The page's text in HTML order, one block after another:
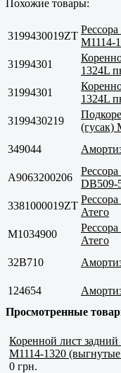
Похожие товары:
3199430019ZT
М1114-
31994301
1324L
31994301
1324L
3199430219
(гусак)
349044
A9063200206
DB509-
3381000019ZT
Атего
M1034900
Атего
32B710
124654
Просмотренные
Коренной лист задний
М1114-1320
0 грн.